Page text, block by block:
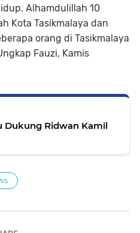
Alhamdulillah 10
Kota Tasikmalaya dan
orang di Tasikmalaya
Fauzi, Kamis
Dukung Ridwan Kamil